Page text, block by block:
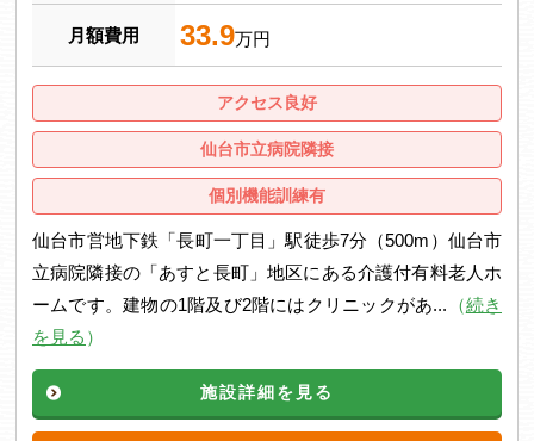
月額費用 33.9万円
アクセス良好
仙台市立病院隣接
個別機能訓練有
仙台市営地下鉄「長町一丁目」駅徒歩7分（500m）仙台市
立病院隣接の「あすと長町」地区にある介護付有料老人ホ
ームです。建物の1階及び2階にはクリニックがあ... （続き
を見る ）
施設詳細を見る